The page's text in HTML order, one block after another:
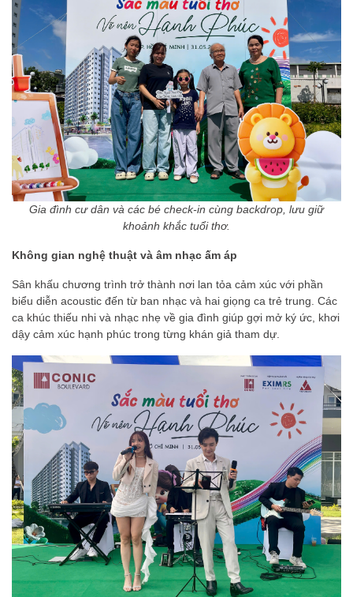
Gia đình cư dân và các bé check-in cùng backdrop, lưu giữ
khoảnh khắc tuổi thơ.
Không gian nghệ thuật và âm nhạc ấm áp
Sân khấu chương trình trở thành nơi lan tỏa cảm xúc với phần
biểu diễn acoustic đến từ ban nhạc và hai giọng ca trẻ trung. Các
ca khúc thiếu nhi và nhạc nhẹ về gia đình giúp gợi mở ký ức, khơi
dậy cảm xúc hạnh phúc trong từng khán giả tham dự.